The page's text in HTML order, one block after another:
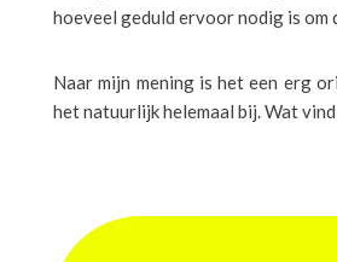
hoeveel geduld ervoor nodig is om
Naar mijn mening is het een erg
het natuurlijk helemaal bij. Wat